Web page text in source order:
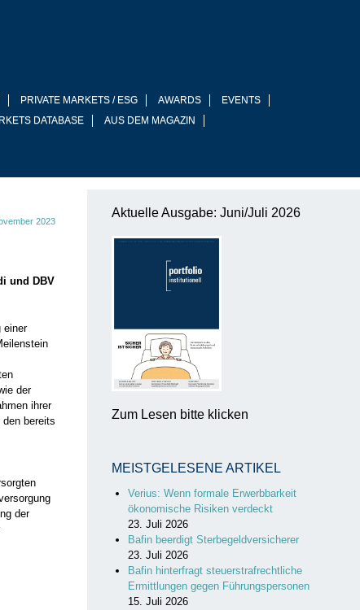
PRIVATE MARKETS / ESG AWARDS
EVENTS
DATABASE AUS DEM MAGAZIN
2023
und DBV
einer
der
ihrer
bereits
der
Aktuelle Ausgabe: Juni/Juli 2026
Zum Lesen bitte klicken
MEISTGELESENE ARTIKEL
Verius: Wenn formale Erwerbbarkeit
ökonomische Risiken verdeckt
23. Juli 2026
Bafin beerdigt Sterbegeldversicherer
23. Juli 2026
Bafin hinterfragt steuerstrafrechtliche
Ermittlungen gegen Führungspersonen
15. Juli 2026